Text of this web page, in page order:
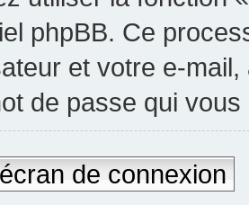
phpBB. Ce
et votre e-
de passe qui
de connexion